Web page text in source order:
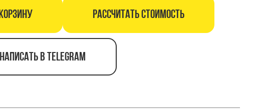
Рассчитать стоимость
Написать в telegram